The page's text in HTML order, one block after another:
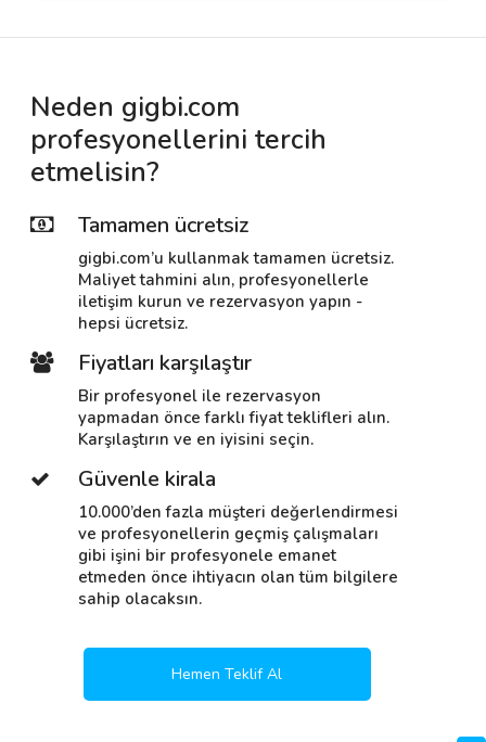
Neden gigbi.com
profesyonellerini tercih
etmelisin?
Tamamen ücretsiz
gigbi.com’u kullanmak tamamen ücretsiz.
Maliyet tahmini alın, profesyonellerle
iletişim kurun ve rezervasyon yapın -
hepsi ücretsiz.
Fiyatları karşılaştır
Bir profesyonel ile rezervasyon
yapmadan önce farklı fiyat teklifleri alın.
Karşılaştırın ve en iyisini seçin.
Güvenle kirala
10.000’den fazla müşteri değerlendirmesi
ve profesyonellerin geçmiş çalışmaları
gibi işini bir profesyonele emanet
etmeden önce ihtiyacın olan tüm bilgilere
sahip olacaksın.
Hemen Teklif Al